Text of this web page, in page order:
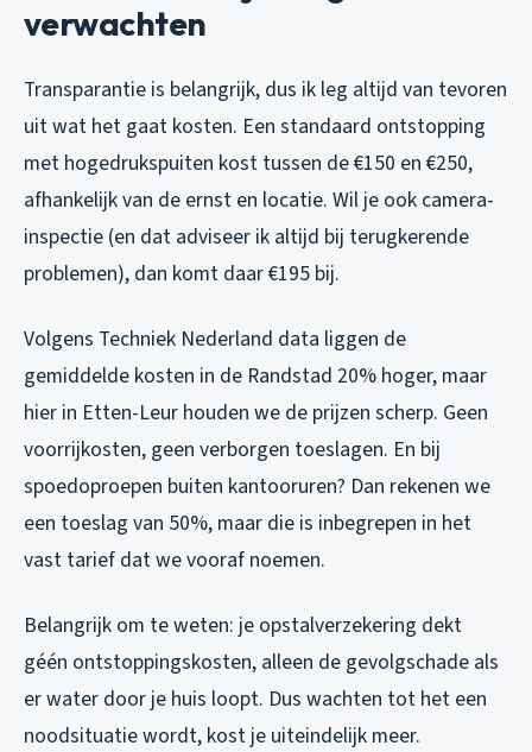
verwachten
Transparantie is belangrijk, dus ik leg altijd van tevoren
uit wat het gaat kosten. Een standaard ontstopping
met hogedrukspuiten kost tussen de €150 en €250,
afhankelijk van de ernst en locatie. Wil je ook camera-
inspectie (en dat adviseer ik altijd bij terugkerende
problemen), dan komt daar €195 bij.
Volgens Techniek Nederland data liggen de
gemiddelde kosten in de Randstad 20% hoger, maar
hier in Etten-Leur houden we de prijzen scherp. Geen
voorrijkosten, geen verborgen toeslagen. En bij
spoedoproepen buiten kantooruren? Dan rekenen we
een toeslag van 50%, maar die is inbegrepen in het
vast tarief dat we vooraf noemen.
Belangrijk om te weten: je opstalverzekering dekt
géén ontstoppingskosten, alleen de gevolgschade als
er water door je huis loopt. Dus wachten tot het een
noodsituatie wordt, kost je uiteindelijk meer.